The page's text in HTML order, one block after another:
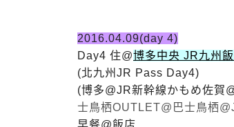
2016.04.09(day 4)
Day4 住@博多中央 JR九州
(北九州JR Pass Day4)
(博多@JR新幹線かもめ佐賀
士鳥栖OUTLET@巴士鳥栖
早餐@飯店